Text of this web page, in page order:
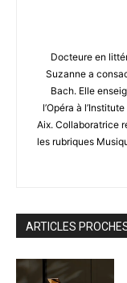
Docteure en
Suzanne a
Bach. Elle
l’Opéra à
Aix. Collaboratrice
les rubriques
ARTICLES